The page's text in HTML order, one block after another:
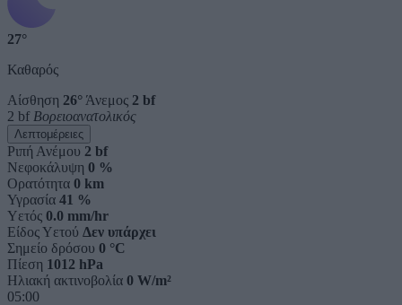
27°
Καθαρός
Αίσθηση 26° Άνεμος 2 bf
2 bf Βορειοανατολικός
Λεπτομέρειες
Ριπή Ανέμου 2 bf
Νεφοκάλυψη 0 %
Ορατότητα 0 km
Υγρασία 41 %
Υετός 0.0 mm/hr
Είδος Υετού Δεν υπάρχει
Σημείο δρόσου 0 °C
Πίεση 1012 hPa
Ηλιακή ακτινοβολία 0 W/m²
05:00